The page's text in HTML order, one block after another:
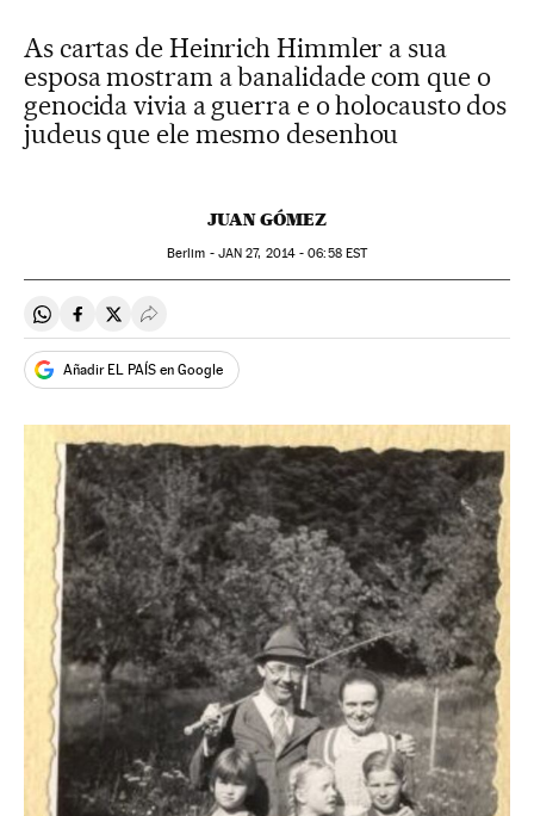
As cartas de Heinrich Himmler a sua
esposa mostram a banalidade com que o
genocida vivia a guerra e o holocausto dos
judeus que ele mesmo desenhou
JUAN GÓMEZ
Berlim - JAN 27, 2014 - 06:58EST
Compartir en Whatsapp
Compartir en Facebook
Compartir en Twitter
Desplegar Redes Sociales
Añadir EL PAÍS en Google